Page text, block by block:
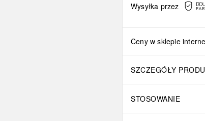
Wysyłka przez
Ceny w sklepie
SZCZEGÓŁY
STOSOWANIE